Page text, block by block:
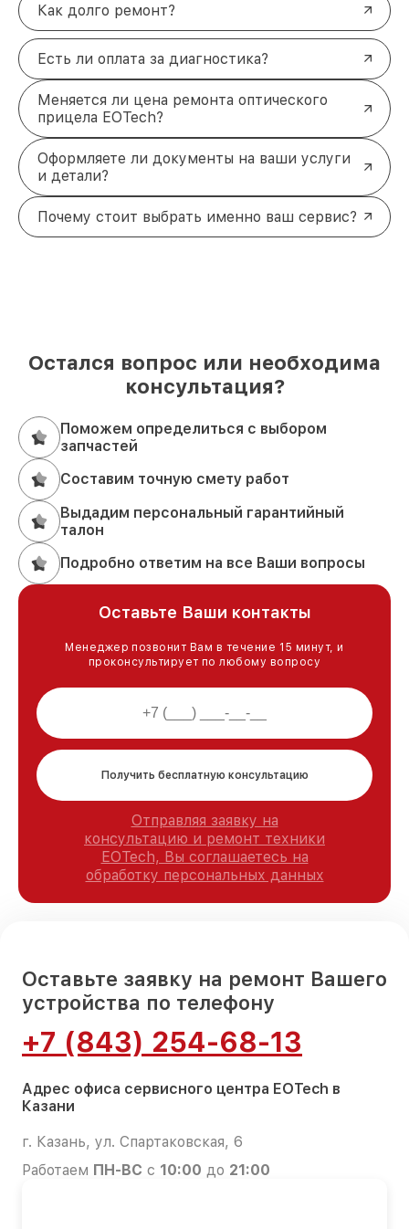
Как долго ремонт?
Есть ли оплата за диагностика?
Меняется ли цена ремонта оптического
прицела EOTech?
Оформляете ли документы на ваши услуги
и детали?
Почему стоит выбрать именно ваш сервис?
Остался вопрос или необходима
консультация?
Поможем определиться с выбором
запчастей
Составим точную смету работ
Выдадим персональный гарантийный
талон
Подробно ответим на все Ваши вопросы
Оставьте Ваши контакты
Менеджер позвонит Вам в течение 15 минут, и
проконсультирует по любому вопросу
Получить бесплатную консультацию
Отправляя заявку на
консультацию и ремонт техники
EOTech, Вы соглашаетесь на
обработку персональных данных
Оставьте заявку на ремонт Вашего
устройства по телефону
+7 (843) 254-68-13
Адрес офиса сервисного центра EOTech в
Казани
г. Казань, ул. Спартаковская, 6
Работаем ПН-ВС с 10:00 до 21:00